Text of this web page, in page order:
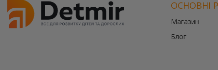
ОСНОВНІ
Магазин
Блог